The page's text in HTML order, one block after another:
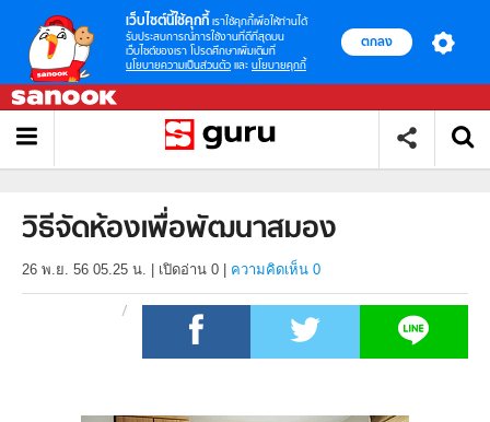
เว็บไซต์นี้ใช้คุกกี้ เราใช้คุกกี้เพื่อให้ท่านได้
รับประสบการณ์การใช้งานที่ดีที่สุดบน
เว็บไซต์ของเรา โปรดศึกษาเพิ่มเติมที่
นโยบายความเป็นส่วนตัว และ นโยบายคุกกี้
ตกลง
วิธีจัดห้องเพื่อพัฒนาสมอง
26 พ.ย. 56 05.25 น. เปิดอ่าน 0 ความคิดเห็น 0